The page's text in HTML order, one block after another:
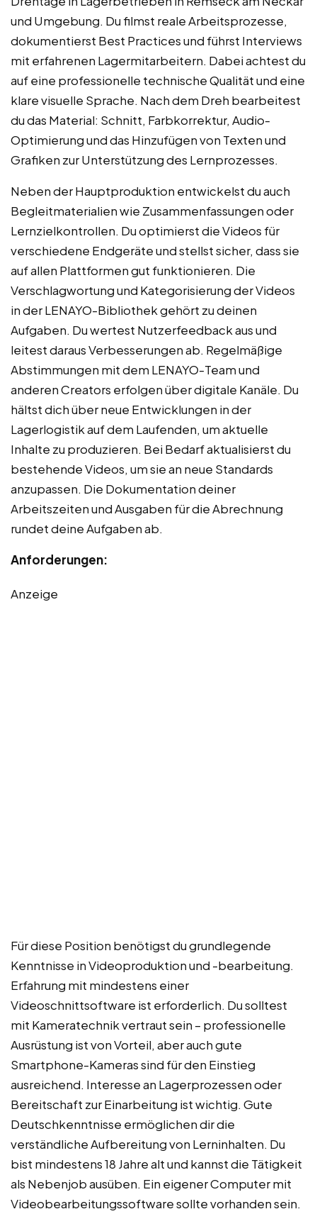
und Umgebung. Du filmst reale Arbeitsprozesse,
dokumentierst Best Practices und führst Interviews
mit erfahrenen Lagermitarbeitern. Dabei achtest du
auf eine professionelle technische Qualität und eine
klare visuelle Sprache. Nach dem Dreh bearbeitest
du das Material: Schnitt, Farbkorrektur, Audio-
Optimierung und das Hinzufügen von Texten und
Grafiken zur Unterstützung des Lernprozesses.
Neben der Hauptproduktion entwickelst du auch
Begleitmaterialien wie Zusammenfassungen oder
Lernzielkontrollen. Du optimierst die Videos für
verschiedene Endgeräte und stellst sicher, dass sie
auf allen Plattformen gut funktionieren. Die
Verschlagwortung und Kategorisierung der Videos
in der LENAYO-Bibliothek gehört zu deinen
Aufgaben. Du wertest Nutzerfeedback aus und
leitest daraus Verbesserungen ab. Regelmäßige
Abstimmungen mit dem LENAYO-Team und
anderen Creators erfolgen über digitale Kanäle. Du
hältst dich über neue Entwicklungen in der
Lagerlogistik auf dem Laufenden, um aktuelle
Inhalte zu produzieren. Bei Bedarf aktualisierst du
bestehende Videos, um sie an neue Standards
anzupassen. Die Dokumentation deiner
Arbeitszeiten und Ausgaben für die Abrechnung
rundet deine Aufgaben ab.
Anforderungen:
Anzeige
Für diese Position benötigst du grundlegende
Kenntnisse in Videoproduktion und -bearbeitung.
Erfahrung mit mindestens einer
Videoschnittsoftware ist erforderlich. Du solltest
mit Kameratechnik vertraut sein – professionelle
Ausrüstung ist von Vorteil, aber auch gute
Smartphone-Kameras sind für den Einstieg
ausreichend. Interesse an Lagerprozessen oder
Bereitschaft zur Einarbeitung ist wichtig. Gute
Deutschkenntnisse ermöglichen dir die
verständliche Aufbereitung von Lerninhalten. Du
bist mindestens 18 Jahre alt und kannst die Tätigkeit
als Nebenjob ausüben. Ein eigener Computer mit
Videobearbeitungssoftware sollte vorhanden sein.